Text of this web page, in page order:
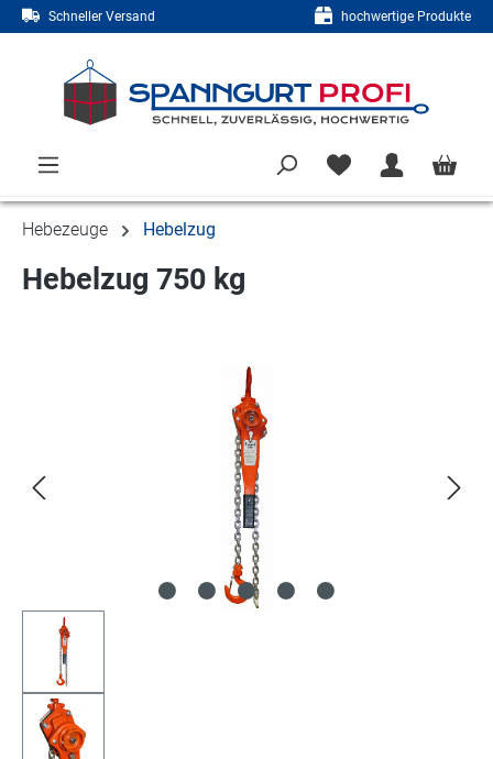
Zum Hauptinhalt springen
Schneller Versand hochwertige Produkte
Hebezeuge Hebelzug
Hebelzug 750 kg